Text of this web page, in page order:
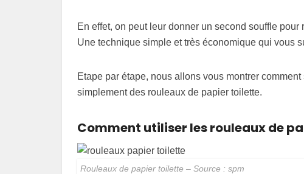
En effet, on peut leur donner un second souffle
Une technique simple et très économique qui vous
Etape par étape, nous allons vous montrer
simplement des rouleaux de papier toilette.
Comment utiliser les rouleaux de
Rouleaux de papier toilette – Source : spm